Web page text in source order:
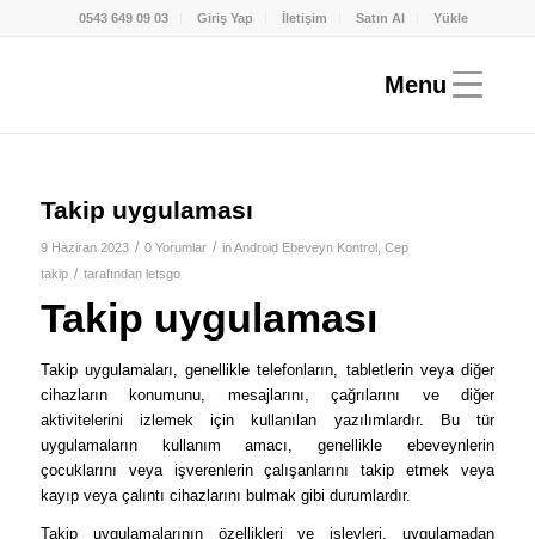
0543 649 09 03 Giriş Yap İletişim Satın Al Yükle
Takip uygulaması
9 Haziran 2023 / 0 Yorumlar / inAndroid Ebeveyn Kontrol, Cep
takip / tarafından letsgo
Takip uygulaması
Takip uygulamaları, genellikle telefonların, tabletlerin veya diğer
cihazların konumunu, mesajlarını, çağrılarını ve diğer
aktivitelerini izlemek için kullanılan yazılımlardır. Bu tür
uygulamaların kullanım amacı, genellikle ebeveynlerin
çocuklarını veya işverenlerin çalışanlarını takip etmek veya
kayıp veya çalıntı cihazlarını bulmak gibi durumlardır.
Takip uygulamalarının özellikleri ve işlevleri, uygulamadan